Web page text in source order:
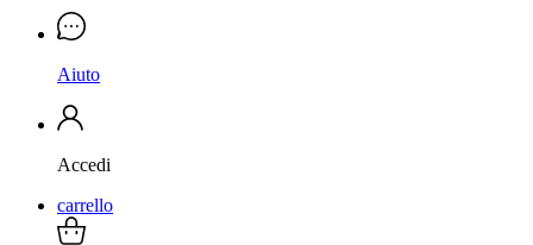
Aiuto
Accedi
carrello